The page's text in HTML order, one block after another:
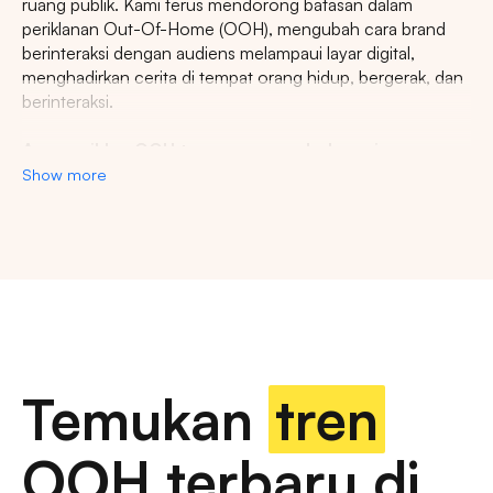
periklanan Out-Of-Home (OOH), mengubah cara brand
berinteraksi dengan audiens melampaui layar digital,
menghadirkan cerita di tempat orang hidup, bergerak, dan
berinteraksi.
strategis di kota-kota besar di Indonesia.
Temukan billboard berkualitas dengan berbagai
pilihan ukuran dan dimensi
Show more
Temukan tren